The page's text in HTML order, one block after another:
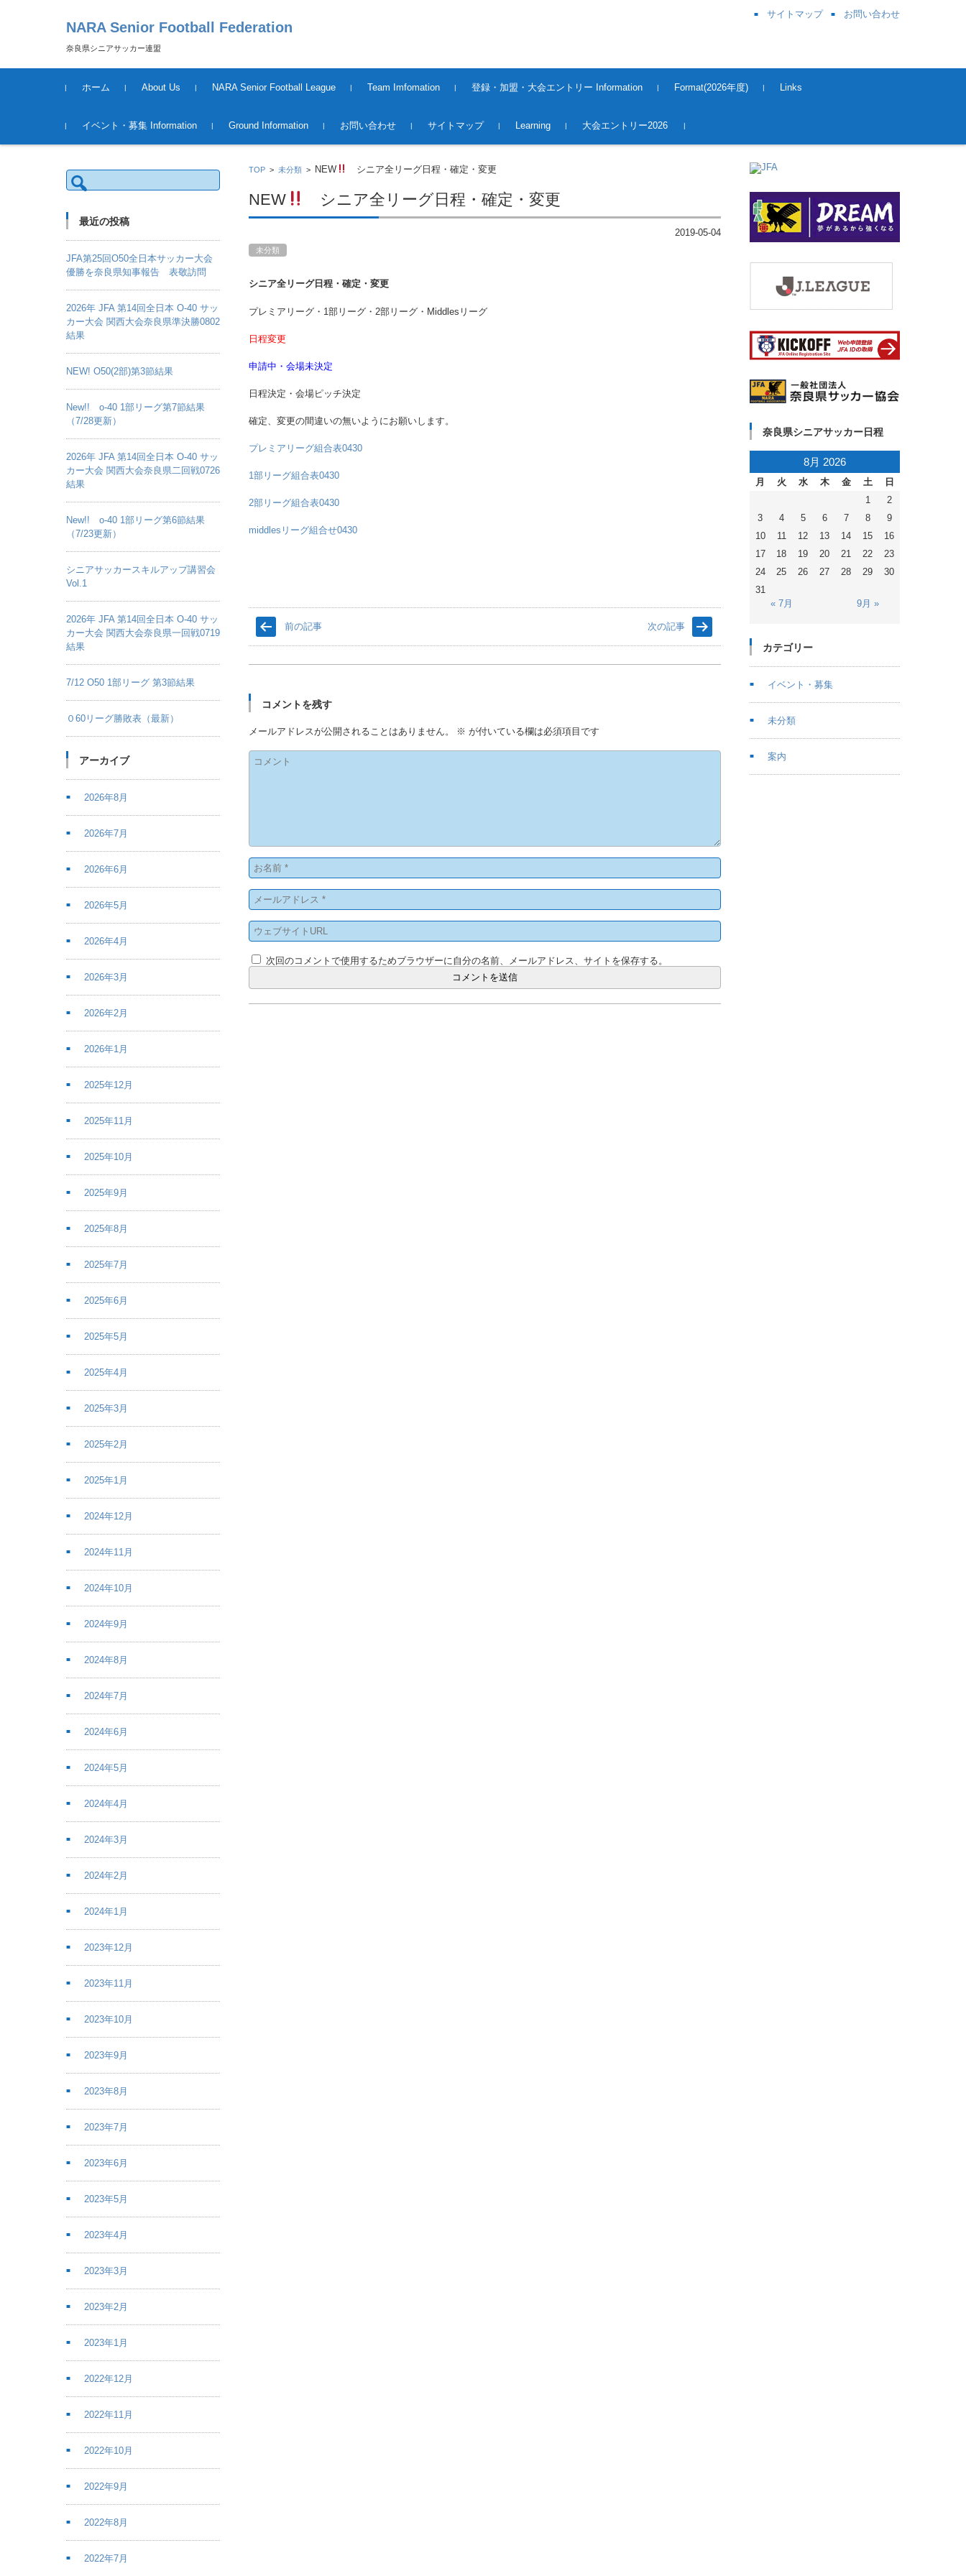
NARA Senior Football Federation
奈良県シニアサッカー連盟
サイトマップ お問い合わせ
コンテンツに移動
ホーム
About Us NARA Senior Football League
運営について
League Schedule &Result 2008〜2013Season
2014〜2015Season
2015〜2016Season
2016〜2017Season
2017〜2018Season
2018〜2019season
2019~2020season
2020〜2021 season
2021〜2022 season
2022〜2023 season
2023〜2024 season
2024〜2025 season
2025〜2026 Season
Tournament Information &
2016〜2017 Season（大
2017〜2018 Season（大
2018~2019season（大会）
2019～2020season（大会）
2020～2021season（大会）
2021～2022season（大会）
2022～2023season（大会）
2023～2024season（大会）
2024〜2025season(大会）
2025〜2026season(大会）
Team Imfomation
Premiere League Team
1st.Division Team
2nd.Division Team
Middles League Team【O5
登録・加盟・大会エントリー Information
登録・加盟
大会エントリー 2017
大会エントリー 2018
大会エントリー2019
大会エントリー2020
大会エントリー2021
大会エントリー2022
大会エントリー2023
大会エントリー2026
Format(2026年度) Links
イベント・募集 Information Ground Information お問い合わせ サイトマップ Learning 大会エントリー2026
TOP >未分類 > NEW シニア全リーグ日程・確定・変更
NEW シニア全リーグ日程・確定・変更
2019-05-04
未分類
シニア全リーグ日程・確定・変更
プレミアリーグ・1部リーグ・2部リーグ・Middlesリーグ
日程変更
申請中・会場未決定
日程決定・会場ピッチ決定
確定、変更の間違いの無いようにお願いします。
プレミアリーグ組合表0430
1部リーグ組合表0430
2部リーグ組合表0430
middlesリーグ組合せ0430
前の記事 次の記事
コメントを残す
メールアドレスが公開されることはありません。 ※ が付いている欄は必須項目です
次回のコメントで使用するためブラウザーに自分の名前、メールアドレス、サイトを保存する。
検
索:
最近の投稿
JFA第25回O50全日本サッカー大会
優勝を奈良県知事報告 表敬訪問
2026年 JFA 第14回全日本 O-40 サッ
カー大会 関西大会奈良県準決勝0802
結果
NEW! O50(2部)第3節結果
New!! o-40 1部リーグ第7節結果
（7/28更新）
2026年 JFA 第14回全日本 O-40 サッ
カー大会 関西大会奈良県二回戦0726
結果
New!! o-40 1部リーグ第6節結果
（7/23更新）
シニアサッカースキルアップ講習会
Vol.1
2026年 JFA 第14回全日本 O-40 サッ
カー大会 関西大会奈良県一回戦0719
結果
7/12 O50 1部リーグ 第3節結果
０60リーグ勝敗表（最新）
アーカイブ
2026年8月
2026年7月
2026年6月
2026年5月
2026年4月
2026年3月
2026年2月
2026年1月
2025年12月
2025年11月
2025年10月
2025年9月
2025年8月
2025年7月
2025年6月
2025年5月
2025年4月
2025年3月
2025年2月
2025年1月
2024年12月
2024年11月
2024年10月
2024年9月
2024年8月
2024年7月
2024年6月
2024年5月
2024年4月
2024年3月
2024年2月
2024年1月
2023年12月
2023年11月
2023年10月
2023年9月
2023年8月
2023年7月
2023年6月
2023年5月
2023年4月
2023年3月
2023年2月
2023年1月
2022年12月
2022年11月
2022年10月
2022年9月
2022年8月
2022年7月
奈良県シニアサッカー日程
8月 2026
月 火 水 木 金 土
日
1
2
3
4 5 6 7 8
9
10
11 12 13 14 15
16
17
18 19 20 21 22
23
24
25 26 27 28 29
30
31
« 7月
9月 »
カテゴリー
イベント・募集
未分類
案内